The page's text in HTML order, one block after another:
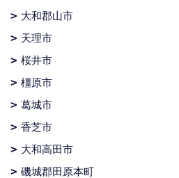
大和郡山市
天理市
桜井市
橿原市
葛城市
香芝市
大和高田市
磯城郡田原本町